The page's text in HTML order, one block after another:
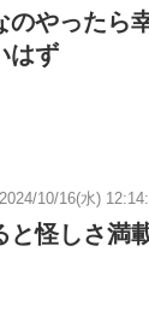
のやったら
はず
2024/10/16(水)
と怪しさ満